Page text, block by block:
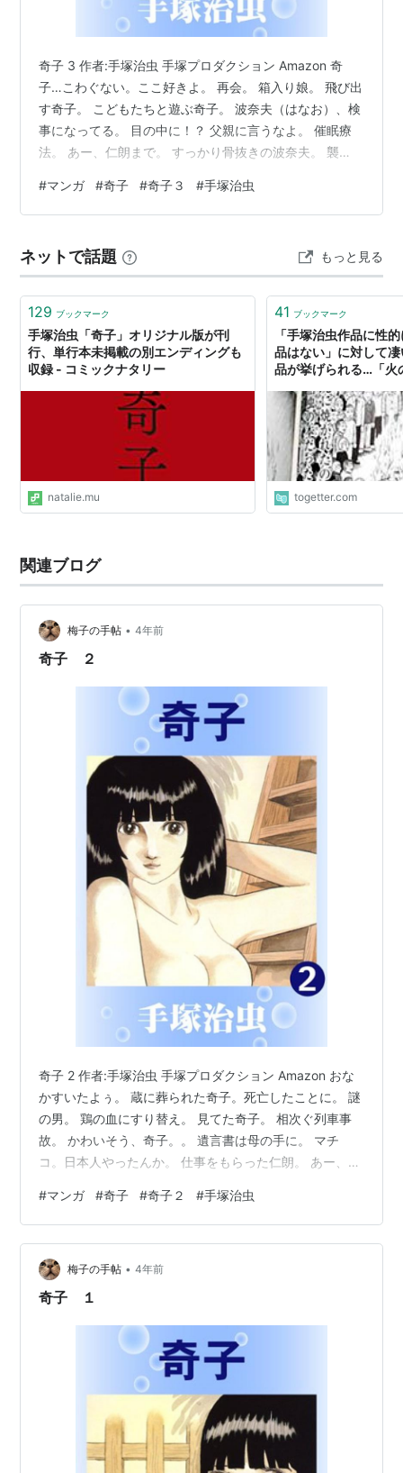
奇子 3 作者:手塚治虫 手塚プロダクション Amazon 奇
子…こわぐない。ここ好きよ。 再会。 箱入り娘。 飛び出
す奇子。 こどもたちと遊ぶ奇子。 波奈夫（はなお）、検
事になってる。 目の中に！？ 父親に言うなよ。 催眠療
法。 あー、仁朗まで。 すっかり骨抜きの波奈夫。 襲
下だけど。 志子に言うから。。 針一本でもすごいね、出
血。 関係者全員集合。 伺朗の賭け。 奇子と同じ。 天外
なり方言色強くなったな。 いろいろタブーに切り込んだ
ね、手塚治虫。これこどもの頃にうっかり読んだら性癖
ゆが…
#マンガ #奇子 #奇子３ #手塚治虫
ネットで話題 もっと見る
129 ブックマーク
手塚治虫「奇子」オリジナル版が刊
行、単行本未掲載の別エンディングも
収録 - コミックナタリー
natalie.mu
41 ブックマーク
「手塚治虫作品に性
品はない」に対して
品が挙げられる…「火
togetter.com
関連ブログ
梅子の手帖 • 4年前
奇子 ２
奇子 2 作者:手塚治虫 手塚プロダクション Amazon おな
かすいたよぅ。 蔵に葬られた奇子。死亡したことに。 謎
の男。 鶏の血にすり替え。 見てた奇子。 相次ぐ列車事
故。 かわいそう、奇子。。 遺言書は母の手に。 マチ
コ。日本人やったんか。 仕事をもらった仁朗。 あー、そ
人がもうちょっとしっかりしてくれてたら。。てか男尊
女卑が強い時代だからしょうがないのか。 急に大きくな
った！ 祐天寺富夫。暗黒街で出世してる仁朗。 目覚めた
奇子。 罪深い伺朗。 お涼もやっぱり。 遺言書の場所。
すえ、ふたりきりになったらいかんよー。 12年ぶりの
#マンガ #奇子 #奇子２ #手塚治虫
梅子の手帖 • 4年前
奇子 １